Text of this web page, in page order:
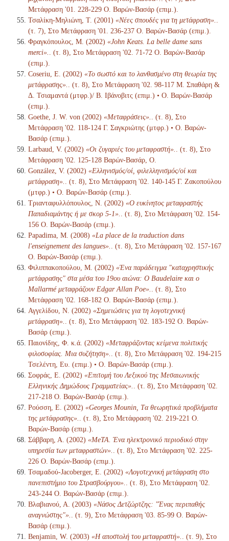
Μετάφραση '01. 228-229 Ο. Βαρών-Βασάρ (επιμ.).
Τσαλίκη-Μηλιώνη, Τ. (2001) «Νέες σπουδές για τη μετάφραση».
(τ. 7), Στο Μετάφραση '01. 236-237 Ο. Βαρών-Βασάρ (επιμ.).
Φραγκόπουλος, Μ. (2002) «John Keats. La belle dame sans
merci».
. (τ. 8), Στο Μετάφραση '02. 71-72 Ο. Βαρών-Βασάρ
(επιμ.).
Coseriu, E. (2002) «Το σωστό και το λανθασμένο στη θεωρία της
μετάφρασης».
. (τ. 8), Στο Μετάφραση '02. 98-117 Μ. Σπαθάρη &
Δ. Τσιαμαντά (μτφρ.)/ Β. Ιβάνοβιτς (επιμ.) • Ο. Βαρών-Βασάρ
(επιμ.).
Goethe, J. W. von (2002) «Μεταφράσεις».
. (τ. 8), Στο
Μετάφραση '02. 118-124 Γ. Σαγκριώτης (μτφρ.) • Ο. Βαρών-
Βασάρ (επιμ.).
Larbaud, V. (2002) «Οι ζυγαριές του μεταφραστή».
. (τ. 8), Στο
Μετάφραση '02. 125-128 Βαρών-Βασάρ, Ο.
González, V. (2002) «Ελληνισμός/οί, φιλελληνισμός/οί και
μετάφραση».
. (τ. 8), Στο Μετάφραση '02. 140-145 Γ. Ζακοπούλου
(μτφρ.) • Ο. Βαρών-Βασάρ (επιμ.).
Τριανταφυλλόπουλος, Ν. (2002) «Ο ευκίνητος μεταφραστής
Παπαδιαμάντης ή με σκορ 5-1».
. (τ. 8), Στο Μετάφραση '02. 154-
156 Ο. Βαρών-Βασάρ (επιμ.).
Papadima, M. (2008) «La place de la traduction dans
l'enseignement des langues».
. (τ. 8), Στο Μετάφραση '02. 157-167
Ο. Βαρών-Βασάρ (επιμ.).
Φιλιππακοπούλου, Μ. (2002) «Ένα παράδειγμα "καταχρηστικής
μετάφρασης" στα μέσα του 19ου αιώνα: Ο Baudelaire και ο
Mallarmé μεταφράζουν Edgar Allan Poe».
. (τ. 8), Στο
Μετάφραση '02. 168-182 Ο. Βαρών-Βασάρ (επιμ.).
Αγγελίδου, Ν. (2002) «Σημειώσεις για τη λογοτεχνική
μετάφραση».
. (τ. 8), Στο Μετάφραση '02. 183-192 Ο. Βαρών-
Βασάρ (επιμ.).
Παιονίδης, Φ. κ.ά. (2002) «Μεταφράζοντας κείμενα πολιτικής
φιλοσοφίας. Μια συζήτηση».
. (τ. 8), Στο Μετάφραση '02. 194-215
Τσελέντη, Ευ. (επιμ.) • Ο. Βαρών-Βασάρ (επιμ.).
Σοφράς, Ε. (2002) «Επιτομή του Λεξικού της Μεσαιωνικής
Ελληνικής Δημώδους Γραμματείας».
. (τ. 8), Στο Μετάφραση '02.
217-218 Ο. Βαρών-Βασάρ (επιμ.).
Ρούσση, Ε. (2002) «Georges Mounin, Tα θεωρητικά προβλήματα
της μετάφρασης».
. (τ. 8), Στο Μετάφραση '02. 219-221 Ο.
Βαρών-Βασάρ (επιμ.).
Σάββαρη, Α. (2002) «MeTA. Ένα ηλεκτρονικό περιοδικό στην
υπηρεσία των μεταφραστών».
. (τ. 8), Στο Μετάφραση '02. 225-
226 Ο. Βαρών-Βασάρ (επιμ.).
Τσαμαδού-Jacoberger, Ε. (2002) «Λογοτεχνική μετάφραση στο
πανεπιστήμιο του Στρασβούργου».
. (τ. 8), Στο Μετάφραση '02.
243-244 Ο. Βαρών-Βασάρ (επιμ.).
Βλαβιανού, Α. (2003) «Νάσος Δετζώρτζης: "Ένας περιπαθής
αναγνώστης"».
. (τ. 9), Στο Μετάφραση '03. 85-99 Ο. Βαρών-
Βασάρ (επιμ.).
Benjamin, W. (2003) «Η αποστολή του μεταφραστή».
. (τ. 9), Στο